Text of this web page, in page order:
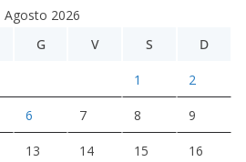
Agosto 2026
G V S D
1 2
6 7 8 9
13 14 15 16